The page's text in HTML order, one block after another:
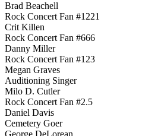
Brad Beachell
Rock Concert Fan #1221
Crit Killen
Rock Concert Fan #666
Danny Miller
Rock Concert Fan #123
Megan Graves
Auditioning Singer
Milo D. Cutler
Rock Concert Fan #2.5
Daniel Davis
Cemetery Goer